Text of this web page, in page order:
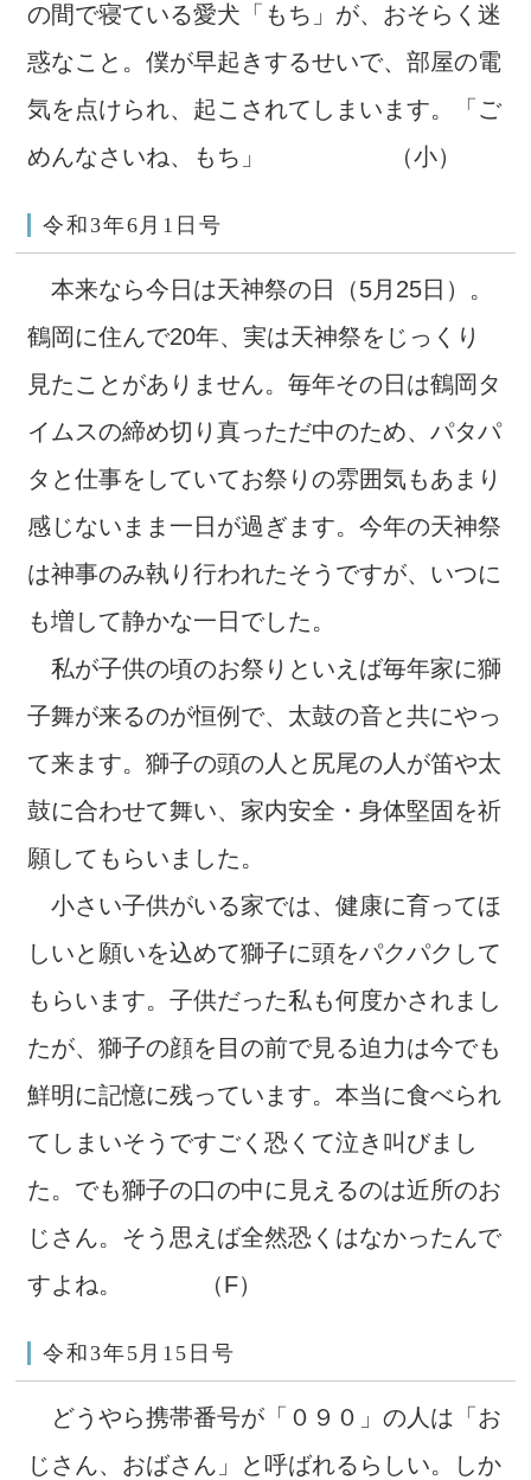
の間で寝ている愛犬「もち」が、おそらく迷
惑なこと。僕が早起きするせいで、部屋の電
気を点けられ、起こされてしまいます。「ご
めんなさいね、もち」 （小）
令和3年6月1日号
本来なら今日は天神祭の日（5月25日）。
鶴岡に住んで20年、実は天神祭をじっくり
見たことがありません。毎年その日は鶴岡タ
イムスの締め切り真っただ中のため、パタパ
タと仕事をしていてお祭りの雰囲気もあまり
感じないまま一日が過ぎます。今年の天神祭
は神事のみ執り行われたそうですが、いつに
も増して静かな一日でした。
私が子供の頃のお祭りといえば毎年家に獅
子舞が来るのが恒例で、太鼓の音と共にやっ
て来ます。獅子の頭の人と尻尾の人が笛や太
鼓に合わせて舞い、家内安全・身体堅固を祈
願してもらいました。
小さい子供がいる家では、健康に育ってほ
しいと願いを込めて獅子に頭をパクパクして
もらいます。子供だった私も何度かされまし
たが、獅子の顔を目の前で見る迫力は今でも
鮮明に記憶に残っています。本当に食べられ
てしまいそうですごく恐くて泣き叫びまし
た。でも獅子の口の中に見えるのは近所のお
じさん。そう思えば全然恐くはなかったんで
すよね。 （F）
令和3年5月15日号
どうやら携帯番号が「０９０」の人は「お
じさん、おばさん」と呼ばれるらしい。しか